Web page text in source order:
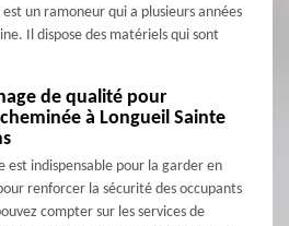
un ramoneur qui a plusieurs années
Il dispose des matériels qui sont
de qualité pour
à Longueil Sainte
est indispensable pour la garder en
renforcer la sécurité des occupants
compter sur les services de